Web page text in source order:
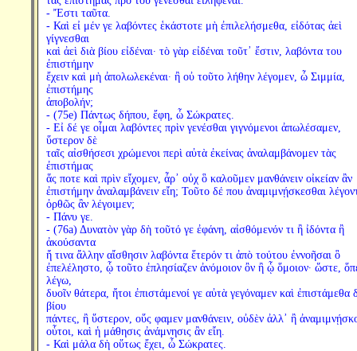
- Ἔστι ταῦτα.
- Καὶ εἰ μέν γε λαβόντες ἑκάστοτε μὴ ἐπιλελήσμεθα, εἰδότας ἀεὶ
γίγνεσθαι
καὶ ἀεὶ διὰ βίου εἰδέναι· τὸ γὰρ εἰδέναι τοῦτ᾽ ἔστιν, λαβόντα του
ἐπιστήμην
ἔχειν καὶ μὴ ἀπολωλεκέναι· ἢ οὐ τοῦτο λήθην λέγομεν, ὦ Σιμμία,
ἐπιστήμης
ἀποβολήν;
- (75e) Πάντως δήπου, ἔφη, ὦ Σώκρατες.
- Εἰ δέ γε οἶμαι λαβόντες πρὶν γενέσθαι γιγνόμενοι ἀπωλέσαμεν,
ὕστερον δὲ
ταῖς αἰσθήσεσι χρώμενοι περὶ αὐτὰ ἐκείνας ἀναλαμβάνομεν τὰς
ἐπιστήμας
ἅς ποτε καὶ πρὶν εἴχομεν, ἆρ᾽ οὐχ ὃ καλοῦμεν μανθάνειν οἰκείαν ἂν
ἐπιστήμην ἀναλαμβάνειν εἴη; Τοῦτο δέ που ἀναμιμνῄσκεσθαι
ὀρθῶς ἂν λέγοιμεν;
- Πάνυ γε.
- (76a) Δυνατὸν γὰρ δὴ τοῦτό γε ἐφάνη, αἰσθόμενόν τι ἢ ἰδόντα ἢ
ἀκούσαντα
ἤ τινα ἄλλην αἴσθησιν λαβόντα ἕτερόν τι ἀπὸ τούτου ἐννοῆσαι ὃ
ἐπελέληστο, ᾧ τοῦτο ἐπλησίαζεν ἀνόμοιον ὂν ἢ ᾧ ὅμοιον· ὥστε,
λέγω,
δυοῖν θάτερα, ἤτοι ἐπιστάμενοί γε αὐτὰ γεγόναμεν καὶ ἐπιστάμεθα
βίου
πάντες, ἢ ὕστερον, οὕς φαμεν μανθάνειν, οὐδὲν ἀλλ᾽ ἢ
οὗτοι, καὶ ἡ μάθησις ἀνάμνησις ἂν εἴη.
- Καὶ μάλα δὴ οὕτως ἔχει, ὦ Σώκρατες.